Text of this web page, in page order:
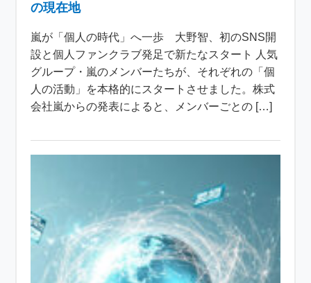
の現在地
嵐が「個人の時代」へ一歩 大野智、初のSNS開
設と個人ファンクラブ発足で新たなスタート 人気
グループ・嵐のメンバーたちが、それぞれの「個
人の活動」を本格的にスタートさせました。株式
会社嵐からの発表によると、メンバーごとの […]